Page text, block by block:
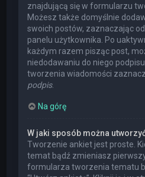
znajdującą się w formularzu
Możesz także domyślnie
swoich postów, zaznaczając
panelu użytkownika. Po
każdym razem pisząc post,
niedodawaniu do niego
tworzenia wiadomości
podpis.
Na górę
W jaki sposób można
Tworzenie ankiet jest proste.
temat bądź zmieniasz
formularza tworzenia tematu